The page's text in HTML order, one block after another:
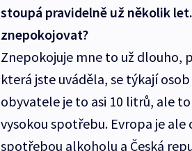
stoupá pravidelně už několik
znepokojovat?
Znepokojuje mne to už dlouho,
která jste uváděla, se týkají
obyvatele je to asi 10 litrů, ale
vysokou spotřebu. Evropa je
spotřebou alkoholu a Česká